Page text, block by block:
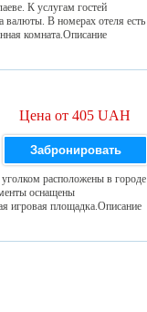
К услугам гостей
валюты. В номерах отеля есть
комната.Описание
Цена от 405 UAH
Забронировать
расположены в городе
оснащены
игровая площадка.Описание